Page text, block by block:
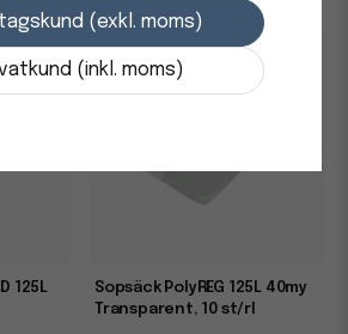
125L
Sopsäck PolyREG 125L 40my
Transparent, 10 st/rl
(exkl. moms)
(inkl. moms)